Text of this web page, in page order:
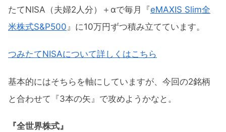
たてNISA（夫婦2人分）＋αで毎月『eMAXIS Slim全
米株式S&P500 』に10万円ずつ積み立てています。
つみたてNISAについて詳しくはこちら
基本的にはそちらを軸にしていますが、今回の2銘柄
と合わせて『3本の矢』で攻めようかなと。
『全世界株式』